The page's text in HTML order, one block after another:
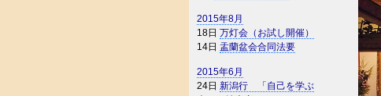
2015年8月
18日 万灯会（お試し開催）
14日 盂蘭盆会合同法要
2015年6月
24日 新潟行 「自己を学ぶ